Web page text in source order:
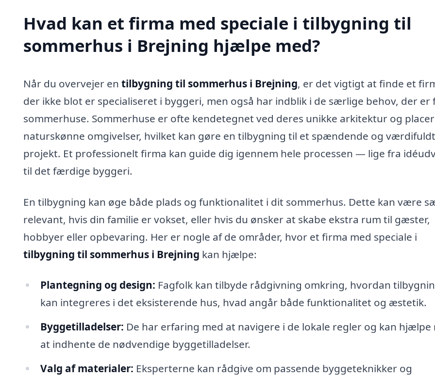
Hvad kan et firma med speciale i tilbygning til
sommerhus i Brejning hjælpe med?
Når du overvejer en tilbygning til sommerhus i Brejning, er det vigtigt at finde et
der ikke blot er specialiseret i byggeri, men også har indblik i de særlige behov, der er
sommerhuse. Sommerhuse er ofte kendetegnet ved deres unikke arkitektur og
naturskønne omgivelser, hvilket kan gøre en tilbygning til et spændende og værdifuldt
projekt. Et professionelt firma kan guide dig igennem hele processen — lige fra
til det færdige byggeri.
En tilbygning kan øge både plads og funktionalitet i dit sommerhus. Dette kan være
relevant, hvis din familie er vokset, eller hvis du ønsker at skabe ekstra rum til gæster,
hobbyer eller opbevaring. Her er nogle af de områder, hvor et firma med speciale i
tilbygning til sommerhus i Brejning kan hjælpe:
Plantegning og design: Fagfolk kan tilbyde rådgivning omkring, hvordan
kan integreres i det eksisterende hus, hvad angår både funktionalitet og æstetik.
Byggetilladelser: De har erfaring med at navigere i de lokale regler og kan hjælpe
at indhente de nødvendige byggetilladelser.
Valg af materialer: Eksperterne kan rådgive om passende byggeteknikker og